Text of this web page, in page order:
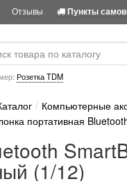
Отзывы Пункты
Розетка TDM
Компьютерные
портативная
(1/12)